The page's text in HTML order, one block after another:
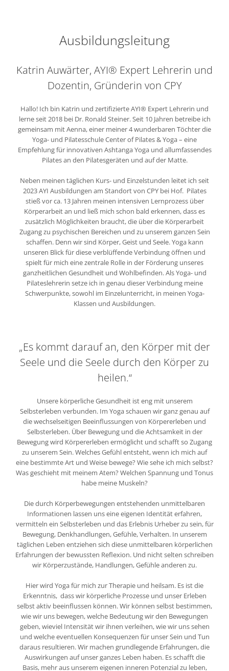
Ausbildungsleitung
Katrin Auwärter, AYI® Expert Lehrerin und
Dozentin, Gründerin von CPY
Hallo! Ich bin Katrin und zertifizierte AYI® Expert Lehrerin und
lerne seit 2018 bei Dr. Ronald Steiner. Seit 10 Jahren betreibe ich
gemeinsam mit Aenna, einer meiner 4 wunderbaren Töchter die
Yoga- und Pilatesschule Center of Pilates & Yoga – eine
Empfehlung für innovativen Ashtanga Yoga und allumfassendes
Pilates an den Pilatesgeräten und auf der Matte.
Neben meinen täglichen Kurs- und Einzelstunden leitet ich seit
2023 AYI Ausbildungen am Standort von CPY bei Hof. Pilates
stieß vor ca. 13 Jahren meinen intensiven Lernprozess über
Körperarbeit an und ließ mich schon bald erkennen, dass es
zusätzlich Möglichkeiten braucht, die über die Körperarbeit
Zugang zu psychischen Bereichen und zu unserem ganzen Sein
schaffen. Denn wir sind Körper, Geist und Seele. Yoga kann
unseren Blick für diese verblüffende Verbindung öffnen und
spielt für mich eine zentrale Rolle in der Förderung unseres
ganzheitlichen Gesundheit und Wohlbefinden. Als Yoga- und
Pilateslehrerin setze ich in genau dieser Verbindung meine
Schwerpunkte, sowohl im Einzelunterricht, in meinen Yoga-
Klassen und Ausbildungen.
„Es kommt darauf an, den Körper mit der
Seele und die Seele durch den Körper zu
heilen.“
Unsere körperliche Gesundheit ist eng mit unserem
Selbsterleben verbunden. Im Yoga schauen wir ganz genau auf
die wechselseitigen Beeinflussungen von Körpererleben und
Selbsterleben. Über Bewegung und die Achtsamkeit in der
Bewegung wird Körpererleben ermöglicht und schafft so Zugang
zu unserem Sein. Welches Gefühl entsteht, wenn ich mich auf
eine bestimmte Art und Weise bewege? Wie sehe ich mich selbst?
Was geschieht mit meinem Atem? Welchen Spannung und Tonus
habe meine Muskeln?
Die durch Körperbewegungen entstehenden unmittelbaren
Informationen lassen uns eine eigenen Identität erfahren,
vermitteln ein Selbsterleben und das Erlebnis Urheber zu sein, für
Bewegung, Denkhandlungen, Gefühle, Verhalten. In unserem
täglichen Leben entziehen sich diese unmittelbaren körperlichen
Erfahrungen der bewussten Reflexion. Und nicht selten schreiben
wir Körperzustände, Handlungen, Gefühle anderen zu.
Hier wird Yoga für mich zur Therapie und heilsam. Es ist die
Erkenntnis, dass wir körperliche Prozesse und unser Erleben
selbst aktiv beeinflussen können. Wir können selbst bestimmen,
wie wir uns bewegen, welche Bedeutung wir den Bewegungen
geben, wieviel Intensität wir ihnen verleihen, wie wir uns sehen
und welche eventuellen Konsequenzen für unser Sein und Tun
daraus resultieren. Wir machen grundlegende Erfahrungen, die
Auswirkungen auf unser ganzes Leben haben. Es schafft die
Basis, mehr aus unserem eigenen inneren Potenzial zu leben,